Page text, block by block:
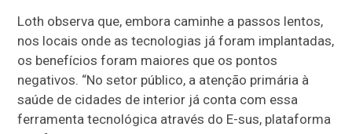
Loth observa que, embora caminhe a passos lentos,
nos locais onde as tecnologias já foram implantadas,
os benefícios foram maiores que os pontos
negativos. “No setor público, a atenção primária à
saúde de cidades de interior já conta com essa
ferramenta tecnológica através do E-sus, plataforma